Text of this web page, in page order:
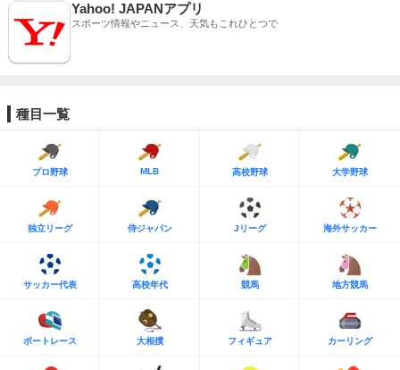
Yahoo! JAPANアプリ
スポーツ情報やニュース、天気もこれひとつで
種目一覧
プロ野球 MLB 高校野球 大学野球
独立リーグ 侍ジャパン Jリーグ 海外サッカー
サッカー代表 高校年代 競馬 地方競馬
ボートレース 大相撲 フィギュア カーリング